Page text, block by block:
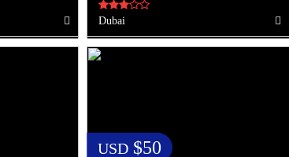
Dubai
USD $50